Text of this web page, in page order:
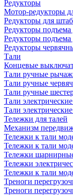
Редукторы
Мотор-редукторы
Редукторы для
Редукторы подъема
Редукторы подъема
Редукторы
Тали
Концевые
Тали ручные
Тали ручные
Тали ручные
Тали
Тали
Тележки для талей
Механизм
Тележки к тали
Тележки к тали
Тележки
Тележки
Тележки к тали
Треноги
Треноги